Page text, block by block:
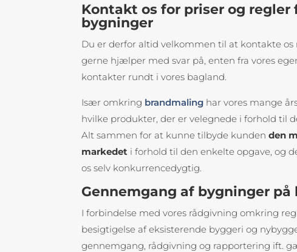
Kontakt os for priser og
bygninger
Du er derfor altid velkommen til at kontakte os
gerne hjælper med svar på, enten fra vores
kontakter rundt i vores bagland.
Især omkring brandmaling har vores mange
hvilke produkter, der er velegnede i forhold til
Alt sammen for at kunne tilbyde kunden den
markedet i forhold til den enkelte opgave, og
os selv konkurrencedygtig.
Gennemgang af bygninger
I forbindelse med vores rådgivning omkring
besigtigelse af eksisterende byggeri og
gennemgang, rådgivning og rapportering ift.